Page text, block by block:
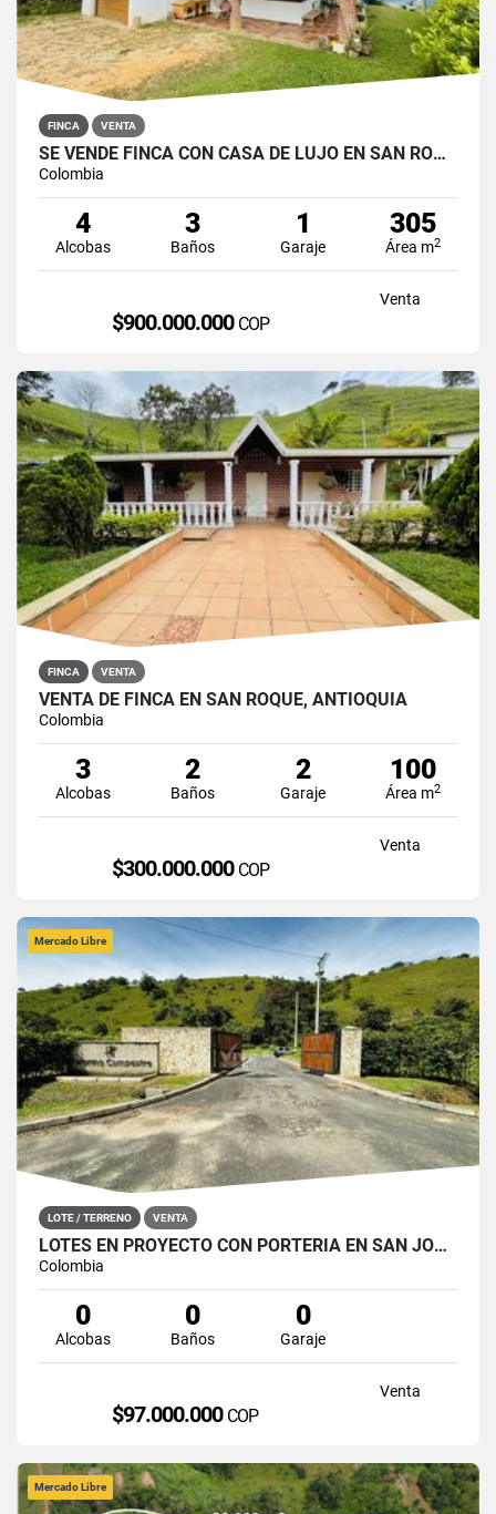
FINCA VENTA
SE VENDE FINCA CON CASA DE LUJO EN SAN ROQUE, ANTIOQUIA
Colombia
4
Alcobas
3
Baños
1
Garaje
305
Área m2
Venta
$900.000.000 COP
FINCA VENTA
VENTA DE FINCA EN SAN ROQUE, ANTIOQUIA
Colombia
3
Alcobas
2
Baños
2
Garaje
100
Área m2
Venta
$300.000.000 COP
Mercado Libre
LOTE / TERRENO VENTA
LOTES EN PROYECTO CON PORTERÍA EN SAN JOSÉ DEL NUS, SAN ROQUE
Colombia
0
Alcobas
0
Baños
0
Garaje
Venta
$97.000.000 COP
Mercado Libre